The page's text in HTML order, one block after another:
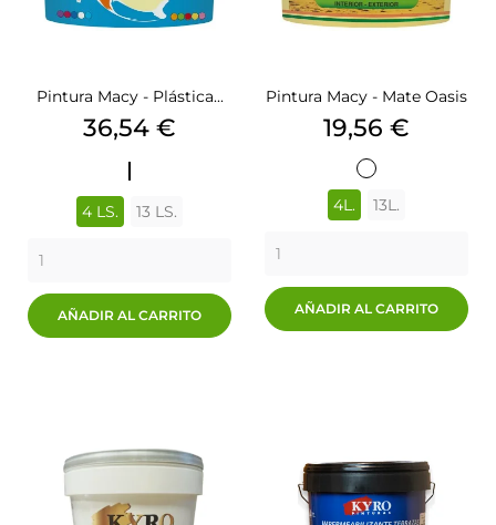
Pintura Macy - Plástica...
Precio
36,54 €
4 LS. 13 LS.
AÑADIR AL CARRITO
Pintura Macy - Mate Oasis
Precio
19,56 €
BLANCO
4L. 13L.
AÑADIR AL CARRITO